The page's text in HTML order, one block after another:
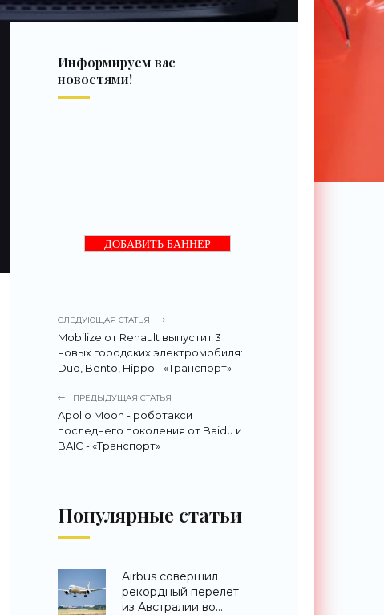
Информируем вас
новостями!
ДОБАВИТЬ БАННЕР
СЛЕДУЮЩАЯ СТАТЬЯ
Mobilize от Renault выпустит 3
новых городских электромобиля:
Duo, Bento, Hippo - «Транспорт»
ПРЕДЫДУЩАЯ СТАТЬЯ
Apollo Moon - роботакси
последнего поколения от Baidu и
BAIC - «Транспорт»
Популярные статьи
Airbus совершил
рекордный перелет
из Австралии во